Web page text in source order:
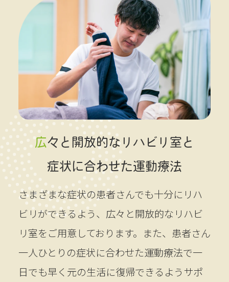
広々と開放的なリハビリ室と
症状に合わせた運動療法
さまざまな症状の患者さんでも十分にリハ
ビリができるよう、広々と開放的なリハビ
リ室をご用意しております。また、患者さん
一人ひとりの症状に合わせた運動療法で一
日でも早く元の生活に復帰できるようサポ